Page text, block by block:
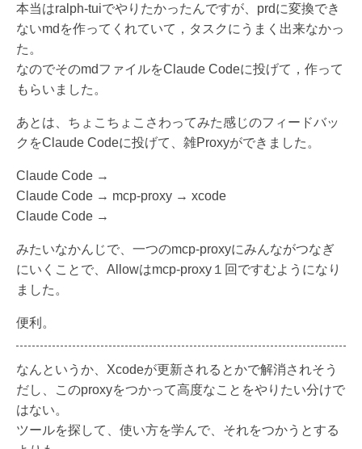
本当はralph-tuiでやりたかったんですが、prdに変換でき
ないmdを作ってくれていて，タスクにうまく出来なかっ
た。
なのでそのmdファイルをClaude Codeに投げて，作って
もらいました。
あとは、ちょこちょこさわってみた感じのフィードバッ
クをClaude Codeに投げて、雑Proxyができました。
Claude Code →
Claude Code → mcp-proxy → xcode
Claude Code →
みたいなかんじで、一つのmcp-proxyにみんながつなぎ
にいくことで、Allowはmcp-proxy１回ですむようになり
ました。
便利。
なんというか、Xcodeが更新されるとかで解消されそう
だし、このproxyをつかって高度なことをやりたい分けで
はない。
ツールを探して、使い方を学んで、それをつかうとする